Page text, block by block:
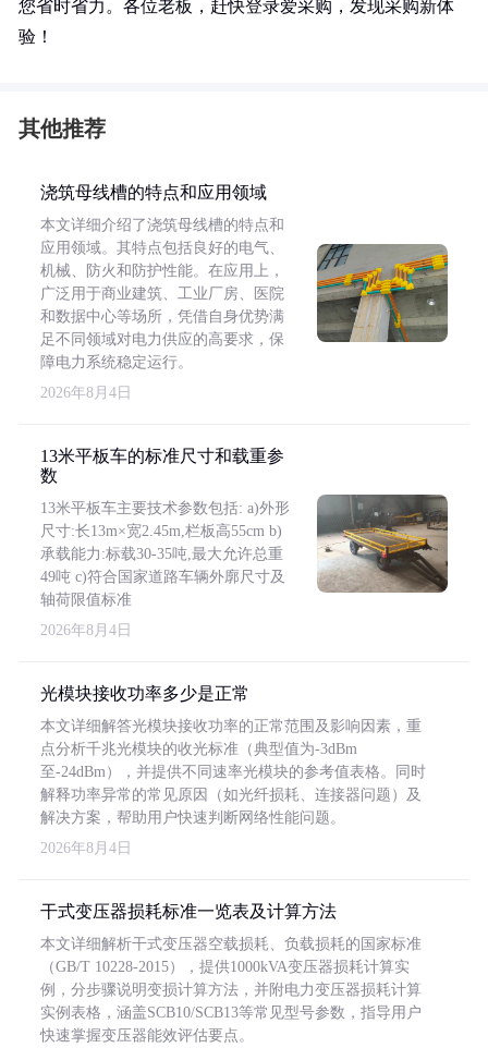
您省时省力。各位老板，赶快登录爱采购，发现采购新体
验！
其他推荐
浇筑母线槽的特点和应用领域
本文详细介绍了浇筑母线槽的特点和
应用领域。其特点包括良好的电气、
机械、防火和防护性能。在应用上，
广泛用于商业建筑、工业厂房、医院
和数据中心等场所，凭借自身优势满
足不同领域对电力供应的高要求，保
障电力系统稳定运行。
2026年8月4日
13米平板车的标准尺寸和载重参
数
13米平板车主要技术参数包括: a)外形
尺寸:长13m×宽2.45m,栏板高55cm b)
承载能力:标载30-35吨,最大允许总重
49吨 c)符合国家道路车辆外廓尺寸及
轴荷限值标准
2026年8月4日
光模块接收功率多少是正常
本文详细解答光模块接收功率的正常范围及影响因素，重
点分析千兆光模块的收光标准（典型值为-3dBm
至-24dBm），并提供不同速率光模块的参考值表格。同时
解释功率异常的常见原因（如光纤损耗、连接器问题）及
解决方案，帮助用户快速判断网络性能问题。
2026年8月4日
干式变压器损耗标准一览表及计算方法
本文详细解析干式变压器空载损耗、负载损耗的国家标准
（GB/T 10228-2015），提供1000kVA变压器损耗计算实
例，分步骤说明变损计算方法，并附电力变压器损耗计算
实例表格，涵盖SCB10/SCB13等常见型号参数，指导用户
快速掌握变压器能效评估要点。